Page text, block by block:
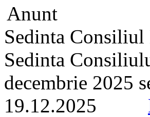
Sedinta
Sedinta
decembrie 2025
19.12.2025